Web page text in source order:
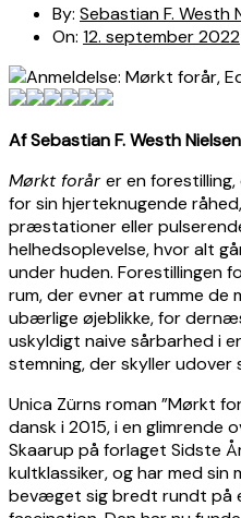
By: Sebastian F. Westh
On: 12. september 2022
Af Sebastian F. Westh Nielsen
Mørkt forårer en
for sin hjerteknugende
præstationer eller
helhedsoplevelse, hvor alt
under huden. Forestillingen
rum, der evner at rumme
ubærlige øjeblikke, for
uskyldigt naive sårbarhed i
stemning, der skyller udover
Unica Zürns roman ”Mørkt
dansk i 2015, i en
Skaarup på forlaget Sidste
kultklassiker, og har med
bevæget sig bredt rundt på